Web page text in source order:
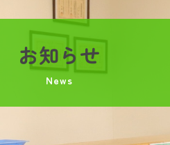
お知らせ
News